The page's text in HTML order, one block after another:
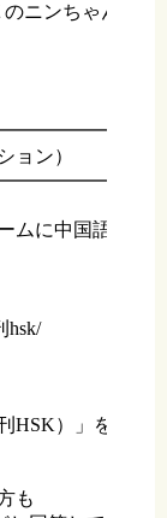
ニンちゃん”が
ョン）
ムに中国語で書
hsk/
HSK）」をクリ
も